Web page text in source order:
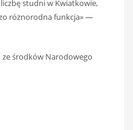
studni w Kwiatkowie,
różnorodna funkcja» —
środków Narodowego